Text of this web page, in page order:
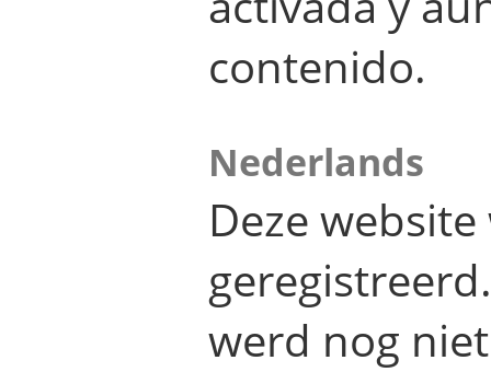
contenido.
Nederlands
Deze
werd nog